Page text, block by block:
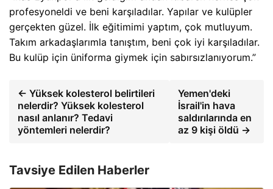
profesyoneldi ve beni karşıladılar. Yapılar ve kulüpler
gerçekten güzel. İlk eğitimimi yaptım, çok mutluyum.
Takım arkadaşlarımla tanıştım, beni çok iyi karşıladılar.
Bu kulüp için üniforma giymek için sabırsızlanıyorum.”
← Yüksek kolesterol belirtileri
nelerdir? Yüksek kolesterol
nasıl anlanır? Tedavi
yöntemleri nelerdir?
Yemen'deki
İsrail'in hava
saldırılarında en
az 9 kişi öldü →
Tavsiye Edilen Haberler